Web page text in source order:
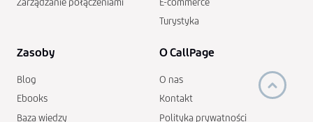
Zarządzanie połączeniami
E-commerce
Turystyka
Zasoby
Blog
Ebooks
Baza wiedzy
O CallPage
O nas
Kontakt
Polityka prywatności